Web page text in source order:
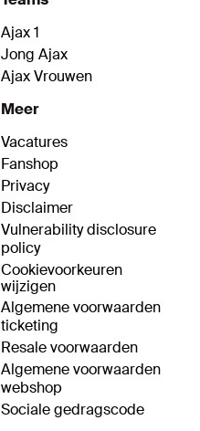
Ajax 1
Jong Ajax
Ajax Vrouwen
Meer
Vacatures
Fanshop
Privacy
Disclaimer
Vulnerability disclosure
policy
Cookievoorkeuren
wijzigen
Algemene voorwaarden
ticketing
Resale voorwaarden
Algemene voorwaarden
webshop
Sociale gedragscode